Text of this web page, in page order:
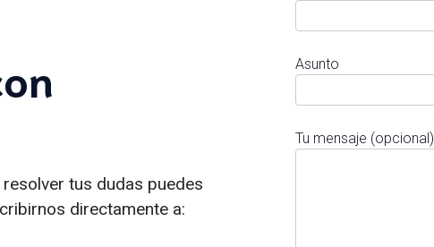
tus dudas puedes
directamente a:
Asunto
Tu mensaje (opcional)